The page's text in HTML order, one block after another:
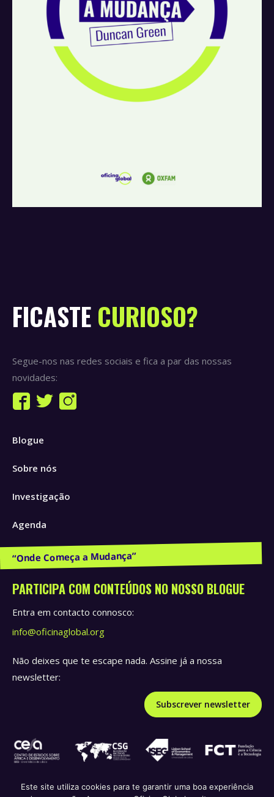
FICASTE CURIOSO?
Segue-nos nas redes sociais e fica a par das nossas
novidades:
Find us on:
Facebook
opens
new
Twitter
new
Instagram
Blogue
Sobre nós
Investigação
Agenda
Publicações e Recursos
PARTICIPA COM CONTEÚDOS NO NOSSO BLOGUE
Entra em contacto connosco:
info@oficinaglobal.org
Não deixes que te escape nada. Assine já a nossa
newsletter:
Subscrever newsletter
Este site utiliza cookies para te garantir uma boa experiência